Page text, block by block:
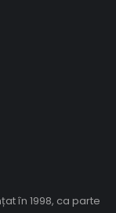
în 1998, ca parte